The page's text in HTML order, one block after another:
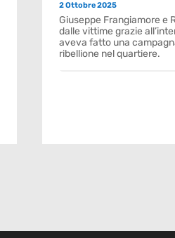
2 Ottobre 2025
Giuseppe Frangiamore e
dalle vittime grazie
aveva fatto una
ribellione nel quartiere.